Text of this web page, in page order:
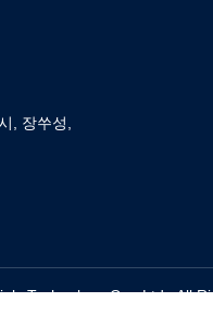
, 장쑤성,
Technology Co., Ltd.. All